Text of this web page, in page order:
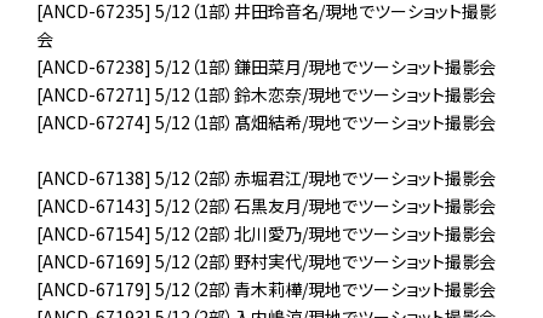
[ANCD-67235] 5/12（1部）井田玲音名/現地でツーショット撮影
会
[ANCD-67238] 5/12（1部）鎌田菜月/現地でツーショット撮影会
[ANCD-67271] 5/12（1部）鈴木恋奈/現地でツーショット撮影会
[ANCD-67274] 5/12（1部）髙畑結希/現地でツーショット撮影会
[ANCD-67138] 5/12（2部）赤堀君江/現地でツーショット撮影会
[ANCD-67143] 5/12（2部）石黒友月/現地でツーショット撮影会
[ANCD-67154] 5/12（2部）北川愛乃/現地でツーショット撮影会
[ANCD-67169] 5/12（2部）野村実代/現地でツーショット撮影会
[ANCD-67179] 5/12（2部）青木莉樺/現地でツーショット撮影会